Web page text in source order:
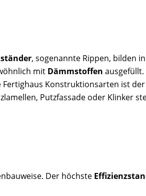
, sogenannte Rippen, bilden in
mit Dämmstoffen
Fertighaus Konstruktionsarten ist der
Putzfassade oder Klinker
Der höchste